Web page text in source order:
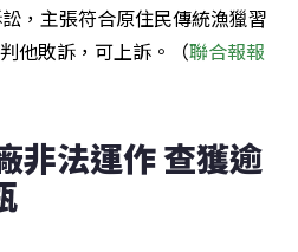
，主張符合原住民傳統漁獵習
他敗訴，可上訴。（聯合報報
非法運作 查獲逾